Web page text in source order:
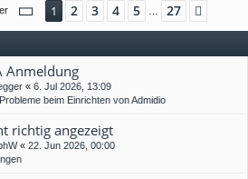
Seite 1 von 27
1 2 3 4 5 27
Anmeldung
« 6. Jul 2026, 13:09
beim Einrichten von Admidio
richtig angezeigt
« 22. Jun 2026, 00:00